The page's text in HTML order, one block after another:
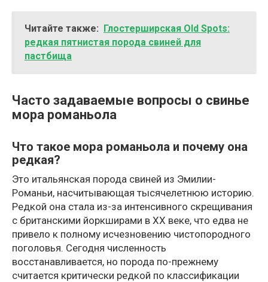
Читайте также: Глостерширская Old Spots:
редкая пятнистая порода свиней для
пастбища
Часто задаваемые вопросы о свинье
мора романьола
Что такое мора романьола и почему она
редкая?
Это итальянская порода свиней из Эмилии-
Романьи, насчитывающая тысячелетнюю историю.
Редкой она стала из-за интенсивного скрещивания
с британскими йоркширами в XX веке, что едва не
привело к полному исчезновению чистопородного
поголовья. Сегодня численность
восстанавливается, но порода по-прежнему
считается критически редкой по классификации